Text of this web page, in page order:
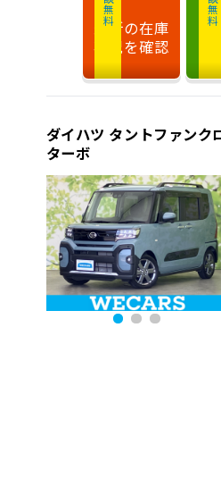
最新の在庫
状況を確認
ダイハツ タントファンク
ターボ